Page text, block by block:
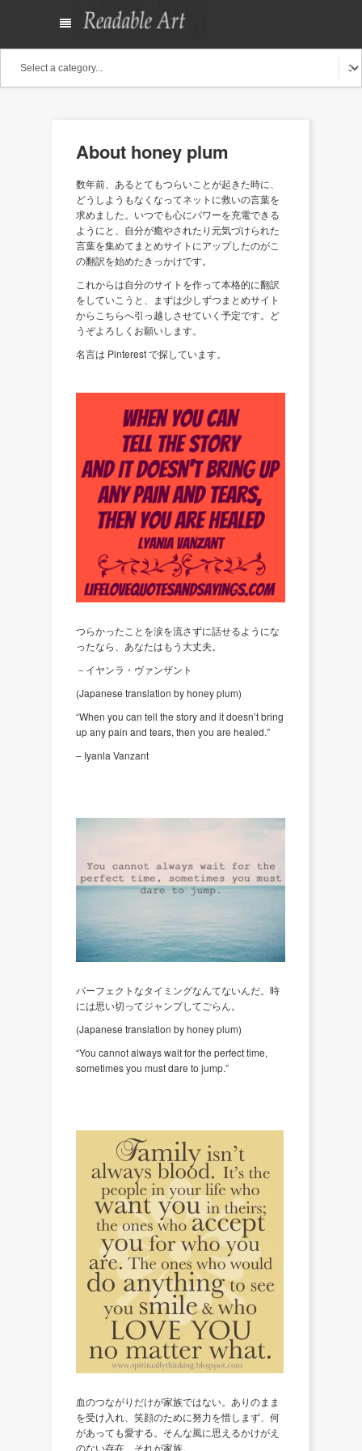
About honey plum
数年前、あるとてもつらいことが起きた時に、
どうしようもなくなってネットに救いの言葉を
求めました。いつでも心にパワーを充電できる
ようにと、自分が癒やされたり元気づけられた
言葉を集めてまとめサイトにアップしたのがこ
の翻訳を始めたきっかけです。
これからは自分のサイトを作って本格的に翻訳
をしていこうと、まずは少しずつまとめサイト
からこちらへ引っ越しさせていく予定です。ど
うぞよろしくお願いします。
名言は Pinterest で探しています。
つらかったことを涙を流さずに話せるようにな
ったなら、あなたはもう大丈夫。
－イヤンラ・ヴァンザント
(Japanese translation by honey plum)
“When you can tell the story and it doesn’t bring
up any pain and tears, then you are healed.”
– Iyanla Vanzant
パーフェクトなタイミングなんてないんだ。時
には思い切ってジャンプしてごらん。
(Japanese translation by honey plum)
“You cannot always wait for the perfect time,
sometimes you must dare to jump.”
血のつながりだけが家族ではない。ありのまま
を受け入れ、笑顔のために努力を惜しまず、何
があっても愛する。そんな風に思えるかけがえ
のない存在、それが家族。